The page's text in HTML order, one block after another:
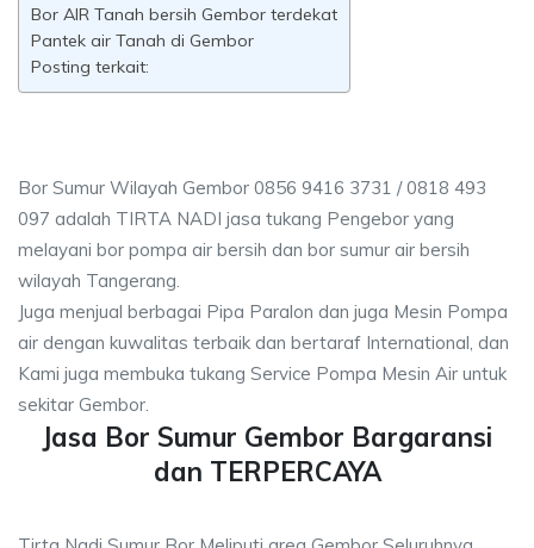
Bor AIR Tanah bersih Gembor terdekat
Pantek air Tanah di Gembor
Posting terkait:
Bor Sumur Wilayah Gembor 0856 9416 3731 / 0818 493
097 adalah TIRTA NADI jasa tukang Pengebor yang
melayani bor pompa air bersih dan bor sumur air bersih
wilayah Tangerang.
Juga menjual berbagai Pipa Paralon dan juga Mesin Pompa
air dengan kuwalitas terbaik dan bertaraf International, dan
Kami juga membuka tukang Service Pompa Mesin Air untuk
sekitar Gembor.
Jasa Bor Sumur Gembor Bargaransi
dan TERPERCAYA